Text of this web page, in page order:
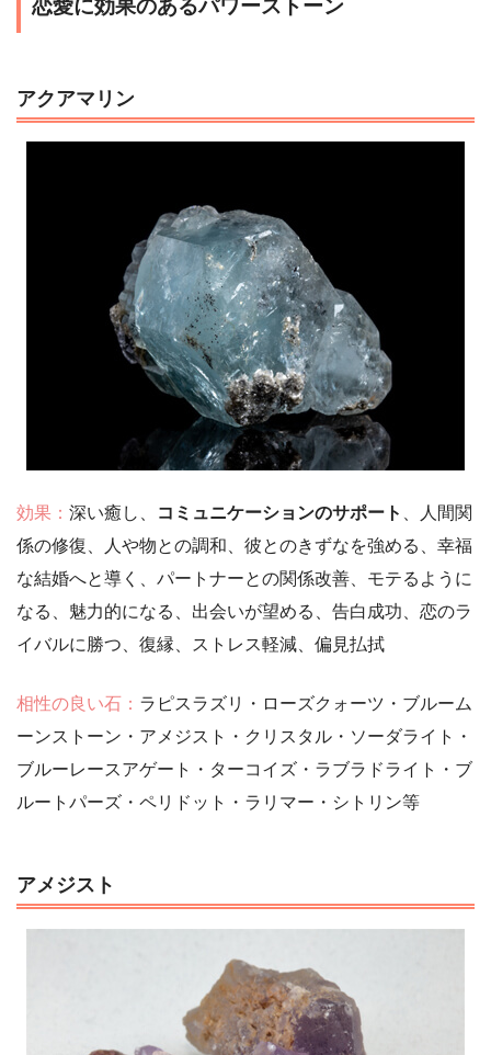
恋愛に効果のあるパワーストーン
アクアマリン
効果： 深い癒し、 コミュニケーションのサポート
、人間関
係の修復、人や物との調和、彼とのきずなを強める、幸福
な結婚へと導く、パートナーとの関係改善、モテるように
なる、魅力的になる、出会いが望める、告白成功、恋のラ
イバルに勝つ、復縁、ストレス軽減、偏見払拭
相性の良い石： ラピスラズリ・ローズクォーツ・ブルーム
ーンストーン・アメジスト・クリスタル・ソーダライト・
ブルーレースアゲート・ターコイズ・ラブラドライト・ブ
ルートパーズ・ペリドット・ラリマー・シトリン等
アメジスト